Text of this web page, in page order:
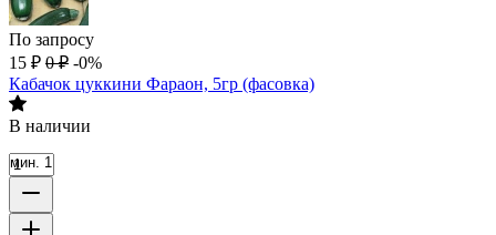
По запросу
15 ₽ 0 ₽ -0%
Кабачок цуккини Фараон, 5гр (фасовка)
В наличии
мин. 1